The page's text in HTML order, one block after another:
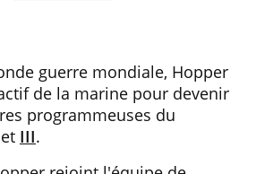
guerre mondiale, Hopper
de la marine pour devenir
programmeuses du
et III.